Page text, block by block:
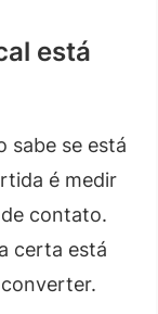
está
sabe se está
é medir
contato.
certa está